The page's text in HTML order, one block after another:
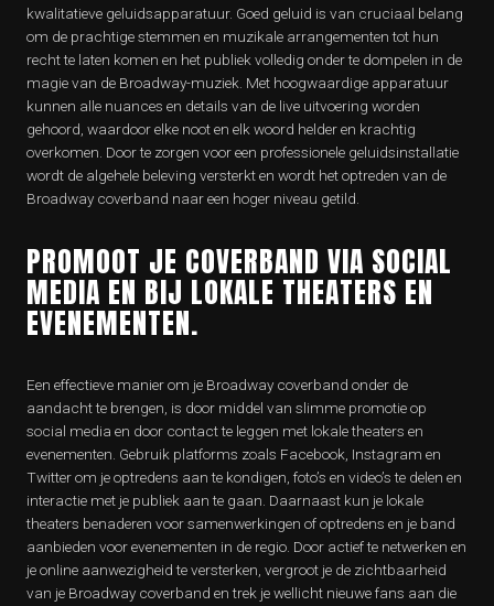
kwalitatieve geluidsapparatuur. Goed geluid is van cruciaal belang
om de prachtige stemmen en muzikale arrangementen tot hun
recht te laten komen en het publiek volledig onder te dompelen in de
magie van de Broadway-muziek. Met hoogwaardige apparatuur
kunnen alle nuances en details van de live uitvoering worden
gehoord, waardoor elke noot en elk woord helder en krachtig
overkomen. Door te zorgen voor een professionele geluidsinstallatie
wordt de algehele beleving versterkt en wordt het optreden van de
Broadway coverband naar een hoger niveau getild.
PROMOOT JE COVERBAND VIA SOCIAL
MEDIA EN BIJ LOKALE THEATERS EN
EVENEMENTEN.
Een effectieve manier om je Broadway coverband onder de
aandacht te brengen, is door middel van slimme promotie op
social media en door contact te leggen met lokale theaters en
evenementen. Gebruik platforms zoals Facebook, Instagram en
Twitter om je optredens aan te kondigen, foto’s en video’s te delen en
interactie met je publiek aan te gaan. Daarnaast kun je lokale
theaters benaderen voor samenwerkingen of optredens en je band
aanbieden voor evenementen in de regio. Door actief te netwerken en
je online aanwezigheid te versterken, vergroot je de zichtbaarheid
van je Broadway coverband en trek je wellicht nieuwe fans aan die